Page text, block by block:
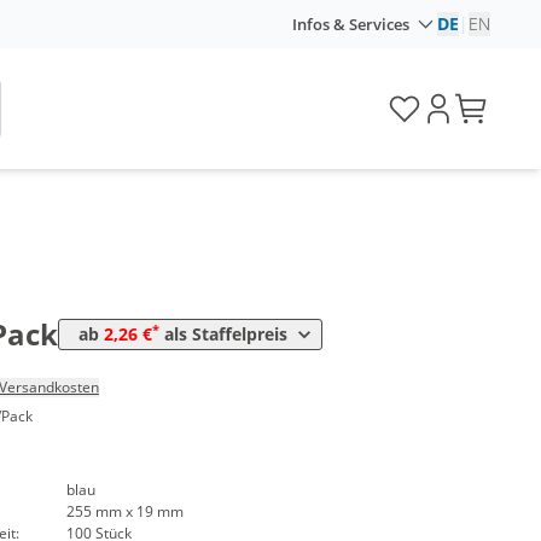
Infos & Services DE EN
ab 2,26 €* als Staffelpreis
2,74 €* 0,03 €*/1Stück
2,26 € 0,02 €*/1Stück
Versandkosten
blau
255 mm x 19 mm
100 Stück